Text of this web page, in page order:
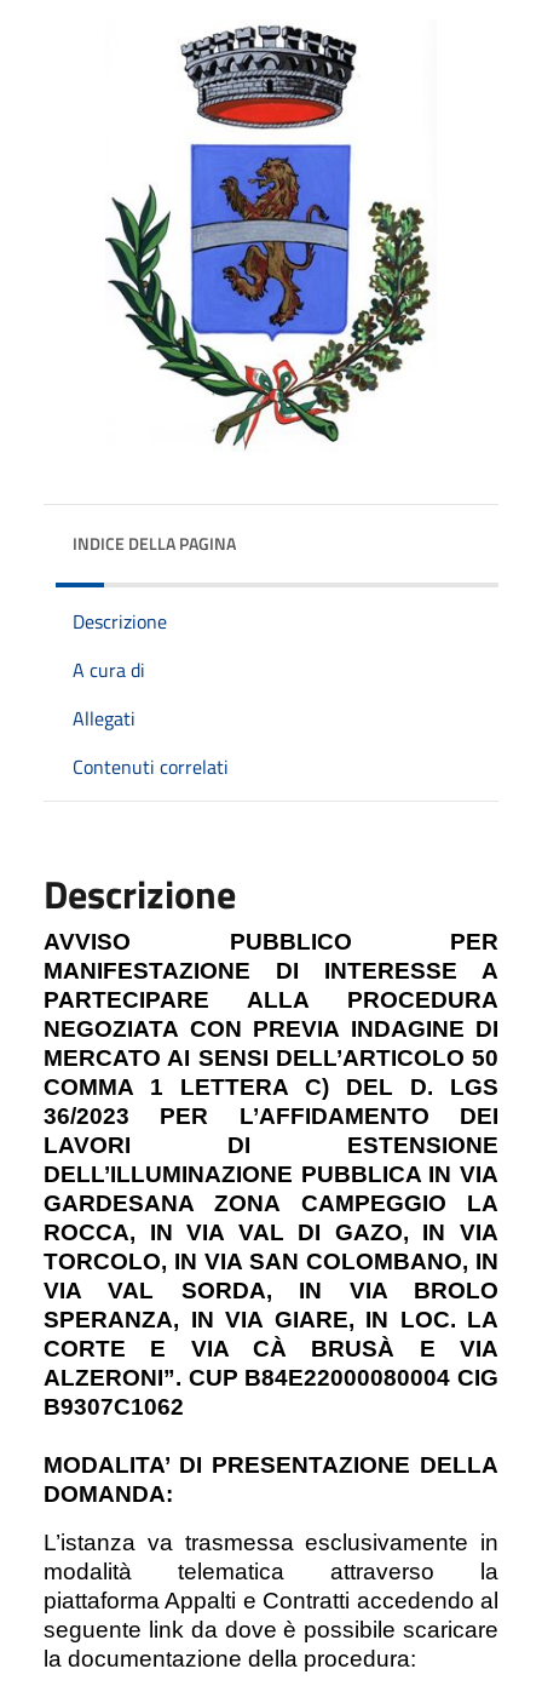
INDICE DELLA PAGINA
Descrizione
A cura di
Allegati
Contenuti correlati
Descrizione
AVVISO PUBBLICO PER
MANIFESTAZIONE DI INTERESSE A
PARTECIPARE ALLA PROCEDURA
NEGOZIATA CON PREVIA INDAGINE DI
MERCATO AI SENSI DELL’ARTICOLO 50
COMMA 1 LETTERA C) DEL D. LGS
36/2023 PER L’AFFIDAMENTO DEI
LAVORI DI ESTENSIONE
DELL’ILLUMINAZIONE PUBBLICA IN VIA
GARDESANA ZONA CAMPEGGIO LA
ROCCA, IN VIA VAL DI GAZO, IN VIA
TORCOLO, IN VIA SAN COLOMBANO, IN
VIA VAL SORDA, IN VIA BROLO
SPERANZA, IN VIA GIARE, IN LOC. LA
CORTE E VIA CÀ BRUSÀ E VIA
ALZERONI”. CUP B84E22000080004 CIG
B9307C1062
MODALITA’ DI PRESENTAZIONE DELLA
DOMANDA:
L’istanza va trasmessa esclusivamente in
modalità telematica attraverso la
piattaforma Appalti e Contratti accedendo al
seguente link da dove è possibile scaricare
la documentazione della procedura: